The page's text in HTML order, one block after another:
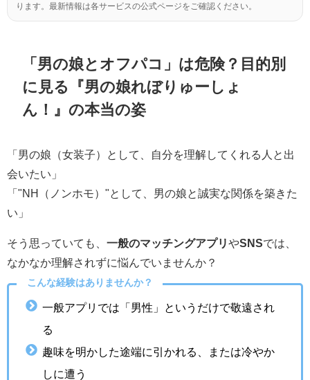
ります。最新情報は各サービスの公式ページをご確認ください。
「男の娘とオフパコ」は危険？目的別
に見る『男の娘れぼりゅーしょ
ん！』の本当の姿
「男の娘（女装子）として、自分を理解してくれる人と出
会いたい」
「"NH（ノンホモ）"として、男の娘と誠実な関係を築きた
い」
そう思っていても、 一般のマッチングアプリやSNSでは、
なかなか理解されずに悩んでいませんか？
こんな経験はありませんか？
一般アプリでは「男性」というだけで敬遠され
る
趣味を明かした途端に引かれる、または冷やか
しに遭う